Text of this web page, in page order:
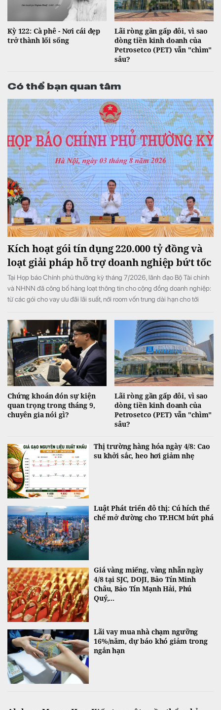
Kỳ 122: Cà phê - Nơi cái đẹp
trở thành lối sống
Lãi ròng gần gấp đôi, vì sao
dòng tiền kinh doanh của
Petrosetco (PET) vẫn "chìm"
sâu?
Có thể bạn quan tâm
Kích hoạt gói tín dụng 220.000 tỷ đồng và
loạt giải pháp hỗ trợ doanh nghiệp bứt tốc
Tại Họp báo Chính phủ thường kỳ tháng 7/2026, lãnh đạo Bộ Tài chính
và NHNN đã công bố hàng loạt thông tin cho cộng đồng doanh nghiệp:
từ các gói cho vay ưu đãi lãi suất, nới room vốn trung dài hạn cho tới
tế.
Chứng khoán đón sự kiện
quan trọng trong tháng 9,
chuyên gia nói gì?
Lãi ròng gần gấp đôi, vì sao
dòng tiền kinh doanh của
Petrosetco (PET) vẫn "chìm"
sâu?
Thị trường hàng hóa ngày 4/8: Cao
su khởi sắc, heo hơi giảm nhẹ
Luật Phát triển đô thị: Cú hích thể
chế mở đường cho TP.HCM bứt phá
Giá vàng miếng, vàng nhẫn ngày
4/8 tại SJC, DOJI, Bảo Tín Minh
Châu, Bảo Tín Mạnh Hải, Phú
Quý,...
Lãi vay mua nhà chạm ngưỡng
16%/năm, dự báo khó giảm trong
ngắn hạn